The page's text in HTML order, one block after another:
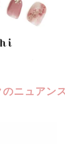
ニュアン